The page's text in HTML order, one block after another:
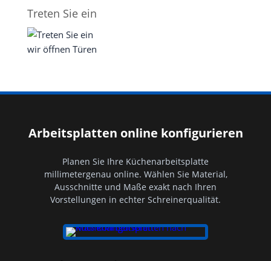
Treten Sie ein
wir öffnen Türen
Arbeitsplatten online konfigurieren
Planen Sie Ihre Küchenarbeitsplatte
millimetergenau online. Wählen Sie Material,
Ausschnitte und Maße exakt nach Ihren
Vorstellungen in echter Schreinerqualität.